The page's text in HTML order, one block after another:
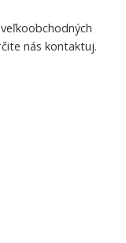
nás kontaktuj.